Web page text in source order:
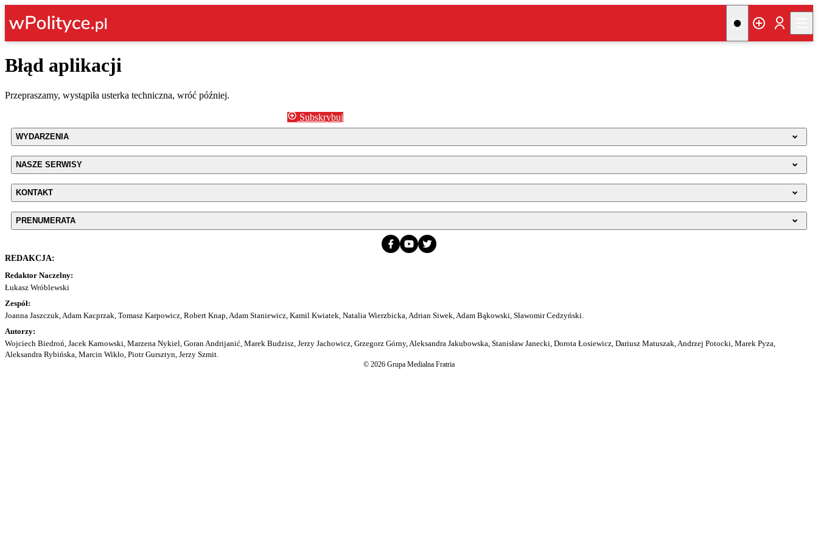
Błąd aplikacji
Przepraszamy, wystąpiła usterka techniczna, wróć później.
Subskrybuj
WYDARZENIA
NASZE SERWISY
KONTAKT
PRENUMERATA
REDAKCJA:
Redaktor Naczelny:
Łukasz Wróblewski
Zespół:
Joanna Jaszczuk, Adam Kacprzak, Tomasz Karpowicz, Robert Knap, Adam Staniewicz, Kamil Kwiatek, Natalia Wierzbicka, Adrian Siwek, Adam Bąkowski, Sławomir Cedzyński.
Autorzy:
Wojciech Biedroń, Jacek Karnowski, Marzena Nykiel, Goran Andrijanić, Marek Budzisz, Jerzy Jachowicz, Grzegorz Górny, Aleksandra Jakubowska, Stanisław Janecki, Dorota Łosiewicz, Dariusz Matuszak, Andrzej Potocki, Marek Pyza,
Aleksandra Rybińska, Marcin Wikło, Piotr Gursztyn, Jerzy Szmit.
© 2026 Grupa Medialna Fratria